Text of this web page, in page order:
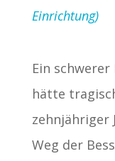
Einrichtung)
Ein
hätte
zehnjähriger
Weg der